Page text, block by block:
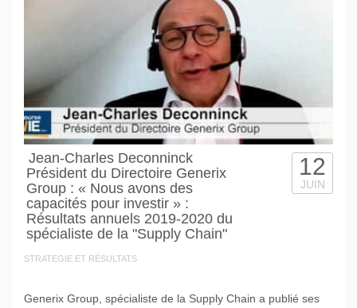
Jean-Charles Deconninck
Président du Directoire Generix
Group : « Nous avons des
capacités pour investir » :
Résultats annuels 2019-2020 du
spécialiste de la "Supply Chain"
STRATEGIE ET RÉSULTATS
12
JUIN
Generix Group, spécialiste de la Supply Chain a publié ses